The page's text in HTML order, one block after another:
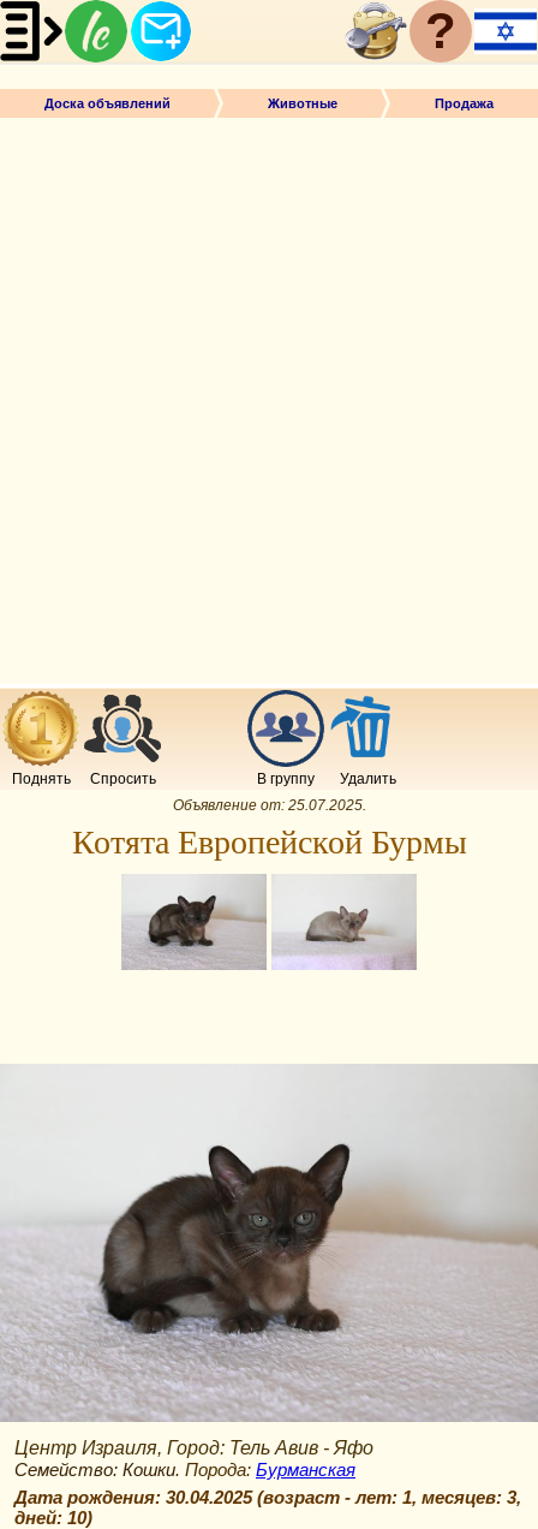
?
Доска объявлений Животные Продажа
Поднять Спросить В группу
Удалить
Объявление от: 25.07.2025.
Котята Европейской Бурмы
Центр Израиля, Город: Тель Авив - Яфо
Семейство: Кошки. Порода: Бурманская
Дата рождения: 30.04.2025(возраст -лет: 1, месяцев: 3,
дней: 10)